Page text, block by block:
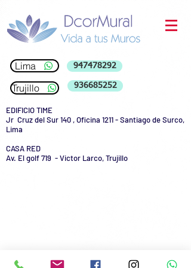
Lima 947478292
Trujillo 936685252
EDIFICIO TIME
Jr Cruz del Sur 140 , Oficina 1211 - Santiago de Surco,
Lima
CASA RED
Av. El golf 719 - Victor Larco, Trujillo